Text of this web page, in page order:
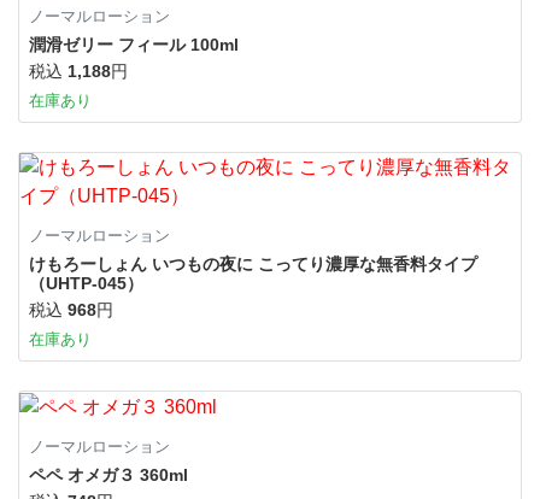
ノーマルローション
潤滑ゼリー フィール 100ml
税込 1,188円
在庫あり
ノーマルローション
けもろーしょん いつもの夜に こってり濃厚な無香料タイプ
（UHTP-045）
税込 968円
在庫あり
ノーマルローション
ペペ オメガ３ 360ml